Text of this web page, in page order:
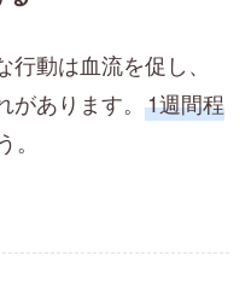
動は血流を促し、
あります。 1週間程